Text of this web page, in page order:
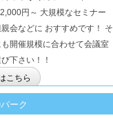
円～ 大規模なセミナー
会などに おすすめです！ そ
開催規模に合わせて会議室
下さい！！
こちら
ーク